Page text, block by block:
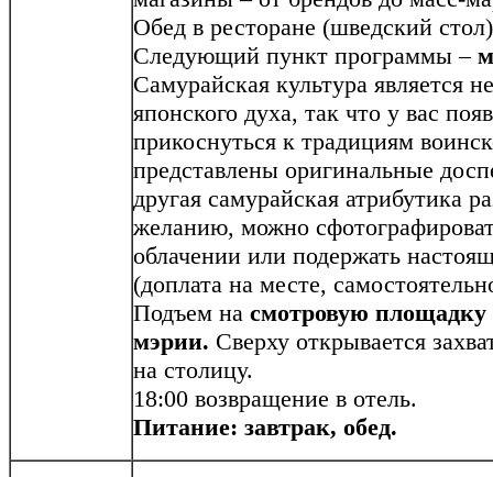
Обед в ресторане (шведский
Следующий пункт программы –
Самурайская культура является
японского духа, так что у вас
прикоснуться к традициям
представлены оригинальные
другая самурайская атрибутика
желанию, можно
облачении или подержать
(доплата на месте,
Подъем на смотровую
мэрии. Сверху открывается
на столицу.
18:00 возвращение в отель.
Питание: завтрак, обед.